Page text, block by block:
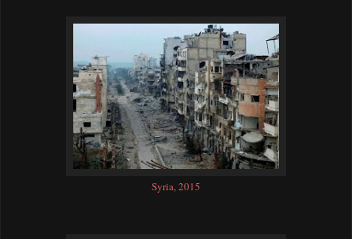
Syria, 2015